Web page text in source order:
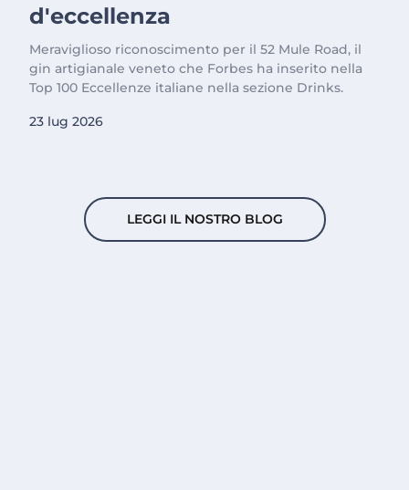
d'eccellenza
Meraviglioso riconoscimento per il 52 Mule Road, il
gin artigianale veneto che Forbes ha inserito nella
Top 100 Eccellenze italiane nella sezione Drinks.
23 lug 2026
LEGGI IL NOSTRO BLOG